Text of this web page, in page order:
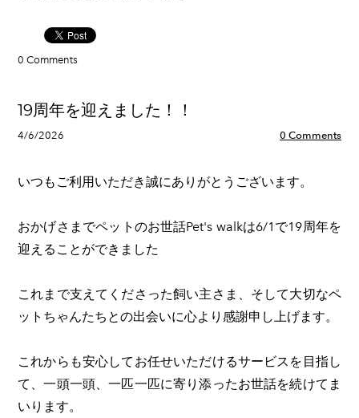
0 Comments
19周年を迎えました！！
4/6/2026 0 Comments
いつもご利用いただき誠にありがとうございます。
おかげさまでペットのお世話Pet's walkは6/1で19周年を
迎えることができました
これまで支えてくださった飼い主さま、そして大切なペ
ットちゃんたちとの出会いに心より感謝申し上げます。
これからも安心してお任せいただけるサービスを目指し
て、一頭一頭、一匹一匹に寄り添ったお世話を続けてま
いります。